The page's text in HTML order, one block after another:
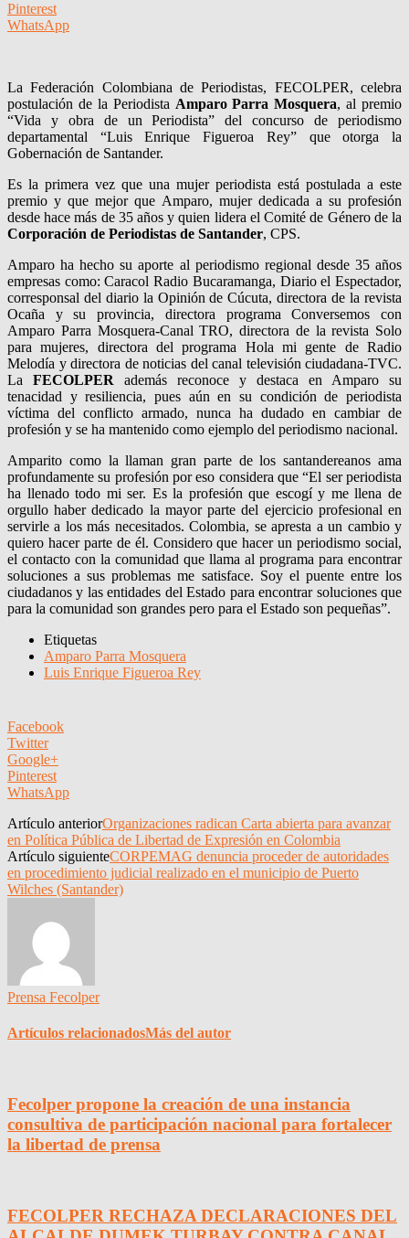
Pinterest
WhatsApp
La Federación Colombiana de Periodistas, FECOLPER, celebra
postulación de la Periodista Amparo Parra Mosquera, al premio
“Vida y obra de un Periodista” del concurso de periodismo
departamental “Luis Enrique Figueroa Rey” que otorga la
Gobernación de Santander.
Es la primera vez que una mujer periodista está postulada a este
premio y que mejor que Amparo, mujer dedicada a su profesión
desde hace más de 35 años y quien lidera el Comité de Género de la
Corporación de Periodistas de Santander, CPS.
Amparo ha hecho su aporte al periodismo regional desde 35 años
empresas como: Caracol Radio Bucaramanga, Diario el Espectador,
corresponsal del diario la Opinión de Cúcuta, directora de la revista
Ocaña y su provincia, directora programa Conversemos con
Amparo Parra Mosquera-Canal TRO, directora de la revista Solo
para mujeres, directora del programa Hola mi gente de Radio
Melodía y directora de noticias del canal televisión ciudadana-TVC.
La FECOLPER además reconoce y destaca en Amparo su
tenacidad y resiliencia, pues aún en su condición de periodista
víctima del conflicto armado, nunca ha dudado en cambiar de
profesión y se ha mantenido como ejemplo del periodismo nacional.
Amparito como la llaman gran parte de los santandereanos ama
profundamente su profesión por eso considera que “El ser periodista
ha llenado todo mi ser. Es la profesión que escogí y me llena de
orgullo haber dedicado la mayor parte del ejercicio profesional en
servirle a los más necesitados. Colombia, se apresta a un cambio y
quiero hacer parte de él. Considero que hacer un periodismo social,
el contacto con la comunidad que llama al programa para encontrar
soluciones a sus problemas me satisface. Soy el puente entre los
ciudadanos y las entidades del Estado para encontrar soluciones que
para la comunidad son grandes pero para el Estado son pequeñas”.
Etiquetas
Amparo Parra Mosquera
Luis Enrique Figueroa Rey
Facebook
Twitter
Google+
Pinterest
WhatsApp
Artículo anteriorOrganizaciones radican Carta abierta para avanzar
en Política Pública de Libertad de Expresión en Colombia
Artículo siguienteCORPEMAG denuncia proceder de autoridades
en procedimiento judicial realizado en el municipio de Puerto
Wilches (Santander)
Prensa Fecolper
Artículos relacionadosMás del autor
Fecolper propone la creación de una instancia
consultiva de participación nacional para fortalecer
la libertad de prensa
FECOLPER RECHAZA DECLARACIONES DEL